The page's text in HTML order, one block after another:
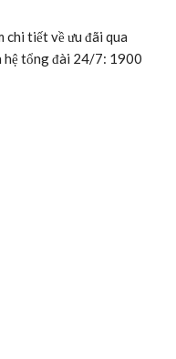
chi tiết về ưu đãi qua
hệ tổng đài 24/7: 1900